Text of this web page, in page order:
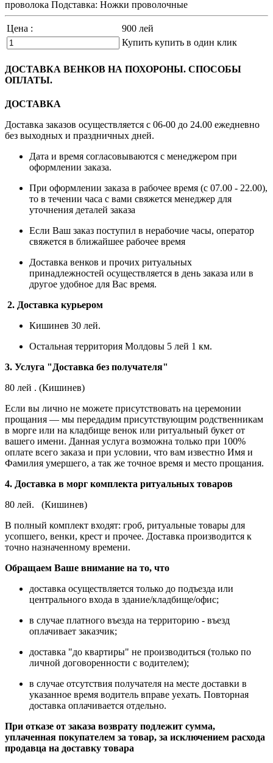
проволока Подставка: Ножки проволочные
Цена : 900 лей
Купить купить в один клик
ДОСТАВКА ВЕНКОВ НА ПОХОРОНЫ. СПОСОБЫ
ОПЛАТЫ.
ДОСТАВКА
Доставка заказов осуществляется с 06-00 до 24.00 ежедневно
без выходных и праздничных дней.
Дата и время согласовываются с менеджером при
оформлении заказа.
При оформлении заказа в рабочее время (с 07.00 - 22.00),
то в течении часа с вами свяжется менеджер для
уточнения деталей заказа
Если Ваш заказ поступил в нерабочие часы, оператор
свяжется в ближайшее рабочее время
Доставка венков и прочих ритуальных
принадлежностей осуществляется в день заказа или в
другое удобное для Вас время.
2. Доставка курьером
Кишинев 30 лей.
Остальная территория Молдовы 5 лей 1 км.
3. Услуга "Доставка без получателя"
80 лей . (Кишинев)
Если вы лично не можете присутствовать на церемонии
прощания — мы передадим присутствующим родственникам
в морге или на кладбище венок или ритуальный букет от
вашего имени. Данная услуга возможна только при 100%
оплате всего заказа и при условии, что вам известно Имя и
Фамилия умершего, а так же точное время и место прощания.
4. Доставка в морг комплекта ритуальных товаров
80 лей. (Кишинев)
В полный комплект входят: гроб, ритуальные товары для
усопшего, венки, крест и прочее. Доставка производится к
точно назначенному времени.
Обращаем Ваше внимание на то, что
доставка осуществляется только до подъезда или
центрального входа в здание/кладбище/офис;
в случае платного въезда на территорию - въезд
оплачивает заказчик;
доставка "до квартиры" не производиться (только по
личной договоренности с водителем);
в случае отсутствия получателя на месте доставки в
указанное время водитель вправе уехать. Повторная
доставка оплачивается отдельно.
При отказе от заказа возврату подлежит сумма,
уплаченная покупателем за товар, за исключением расхода
продавца на доставку товара